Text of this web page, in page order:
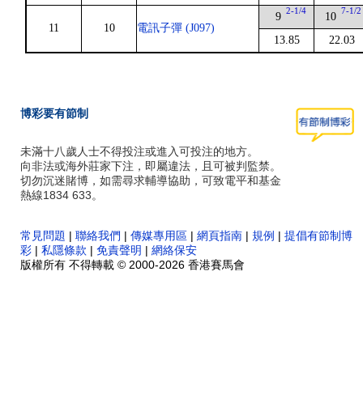
11 10 電訊子彈 (J097)
9 2-1/4
13.85
10 7-1/2
22.03
博彩要有節制
未滿十八歲人士不得投注或進入可投注的地方。
向非法或海外莊家下注，即屬違法，且可被判監禁。
切勿沉迷賭博，如需尋求輔導協助，可致電平和基金
熱線1834 633。
常見問題 | 聯絡我們 | 傳媒專用區 | 網頁指南 | 規例 | 提倡有節制博
彩 | 私隱條款 | 免責聲明 | 網絡保安
版權所有 不得轉載 © 2000-2026 香港賽馬會